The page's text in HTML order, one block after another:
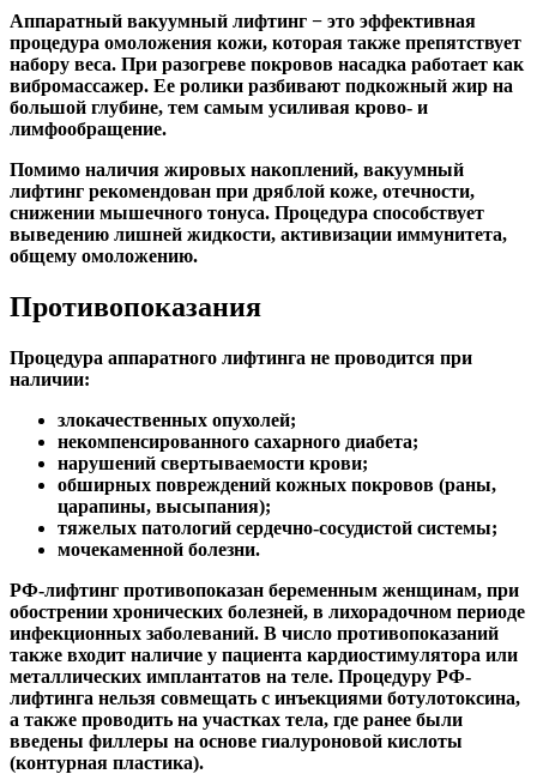
Аппаратный вакуумный лифтинг − это эффективная
процедура омоложения кожи, которая также препятствует
набору веса. При разогреве покровов насадка работает как
вибромассажер. Ее ролики разбивают подкожный жир на
большой глубине, тем самым усиливая крово- и
лимфообращение.
Помимо наличия жировых накоплений, вакуумный
лифтинг рекомендован при дряблой коже, отечности,
снижении мышечного тонуса. Процедура способствует
выведению лишней жидкости, активизации иммунитета,
общему омоложению.
Противопоказания
Процедура аппаратного лифтинга не проводится при
наличии:
злокачественных опухолей;
некомпенсированного сахарного диабета;
нарушений свертываемости крови;
обширных повреждений кожных покровов (раны,
царапины, высыпания);
тяжелых патологий сердечно-сосудистой системы;
мочекаменной болезни.
РФ-лифтинг противопоказан беременным женщинам, при
обострении хронических болезней, в лихорадочном периоде
инфекционных заболеваний. В число противопоказаний
также входит наличие у пациента кардиостимулятора или
металлических имплантатов на теле. Процедуру РФ-
лифтинга нельзя совмещать с инъекциями ботулотоксина,
а также проводить на участках тела, где ранее были
введены филлеры на основе гиалуроновой кислоты
(контурная пластика).